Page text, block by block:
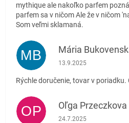
mythique ale nakoľko parfem
parfem sa v ničom Ale že v ničom
Som veľmi sklamaná.
MB Mária
Hodnotenie obchodu
13.9.2025
Rýchle doručenie, tovar v
OP Oľga Przeczkova
Hodnotenie obchodu
24.7.2025